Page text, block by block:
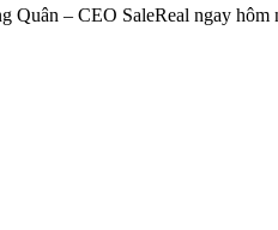
Quân – CEO SaleReal ngay hôm